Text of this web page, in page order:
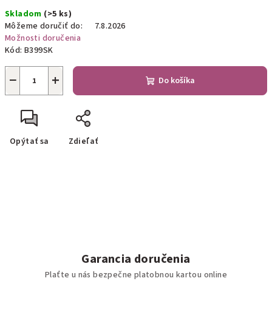
cena:
Skladom (>5 ks)
Môžeme doručiť do:
7.8.2026
Možnosti doručenia
Kód: B399SK
+
− Do košíka
Opýtať sa Zdieľať
Garancia doručenia
Plaťte u nás bezpečne platobnou kartou online